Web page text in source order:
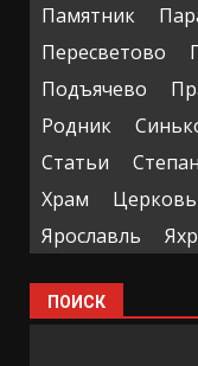
Памятник
Пересветово
Подъячево
Родник
Статьи
Храм
Церковь
Ярославль
ПОИСК